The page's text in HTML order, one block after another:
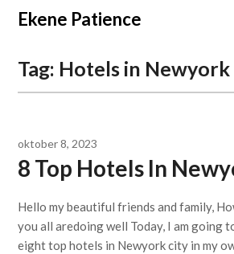
Overslaan
naar
Ekene Patience
Tag: Hotels in Newyork
oktober 8, 2023
8 Top Hotels In
Hello my beautiful friends and family,
you all aredoing well Today, I am going
eight top hotels in Newyork city in my